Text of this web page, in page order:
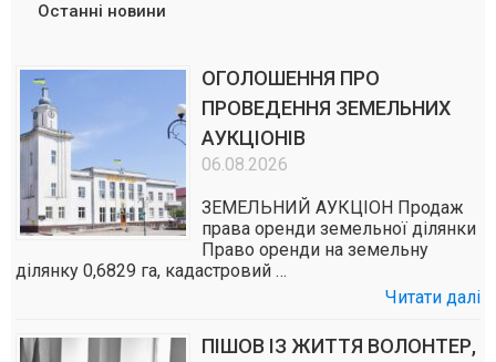
Останні новини
ОГОЛОШЕННЯ ПРО
ПРОВЕДЕННЯ ЗЕМЕЛЬНИХ
АУКЦІОНІВ
06.08.2026
ЗЕМЕЛЬНИЙ АУКЦІОН Продаж
права оренди земельної ділянки
Право оренди на земельну
ділянку 0,6829 га, кадастровий …
Читати далі
ПІШОВ ІЗ ЖИТТЯ ВОЛОНТЕР,